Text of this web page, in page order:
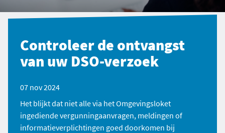
Controleer de ontvangst
van uw DSO-verzoek
07 nov 2024
Het blijkt dat niet alle via het Omgevingsloket
ingediende vergunningaanvragen, meldingen of
informatieverplichtingen goed doorkomen bij